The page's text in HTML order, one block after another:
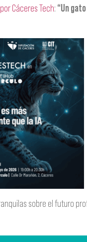
Cáceres Tech: “Un
sobre el futuro